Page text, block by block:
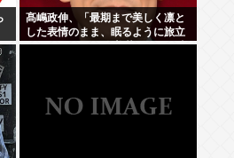
髙嶋政伸、「最期まで美しく凛と
した表情のまま、眠るように旅立
ちました」 母・寿美花代さん死去